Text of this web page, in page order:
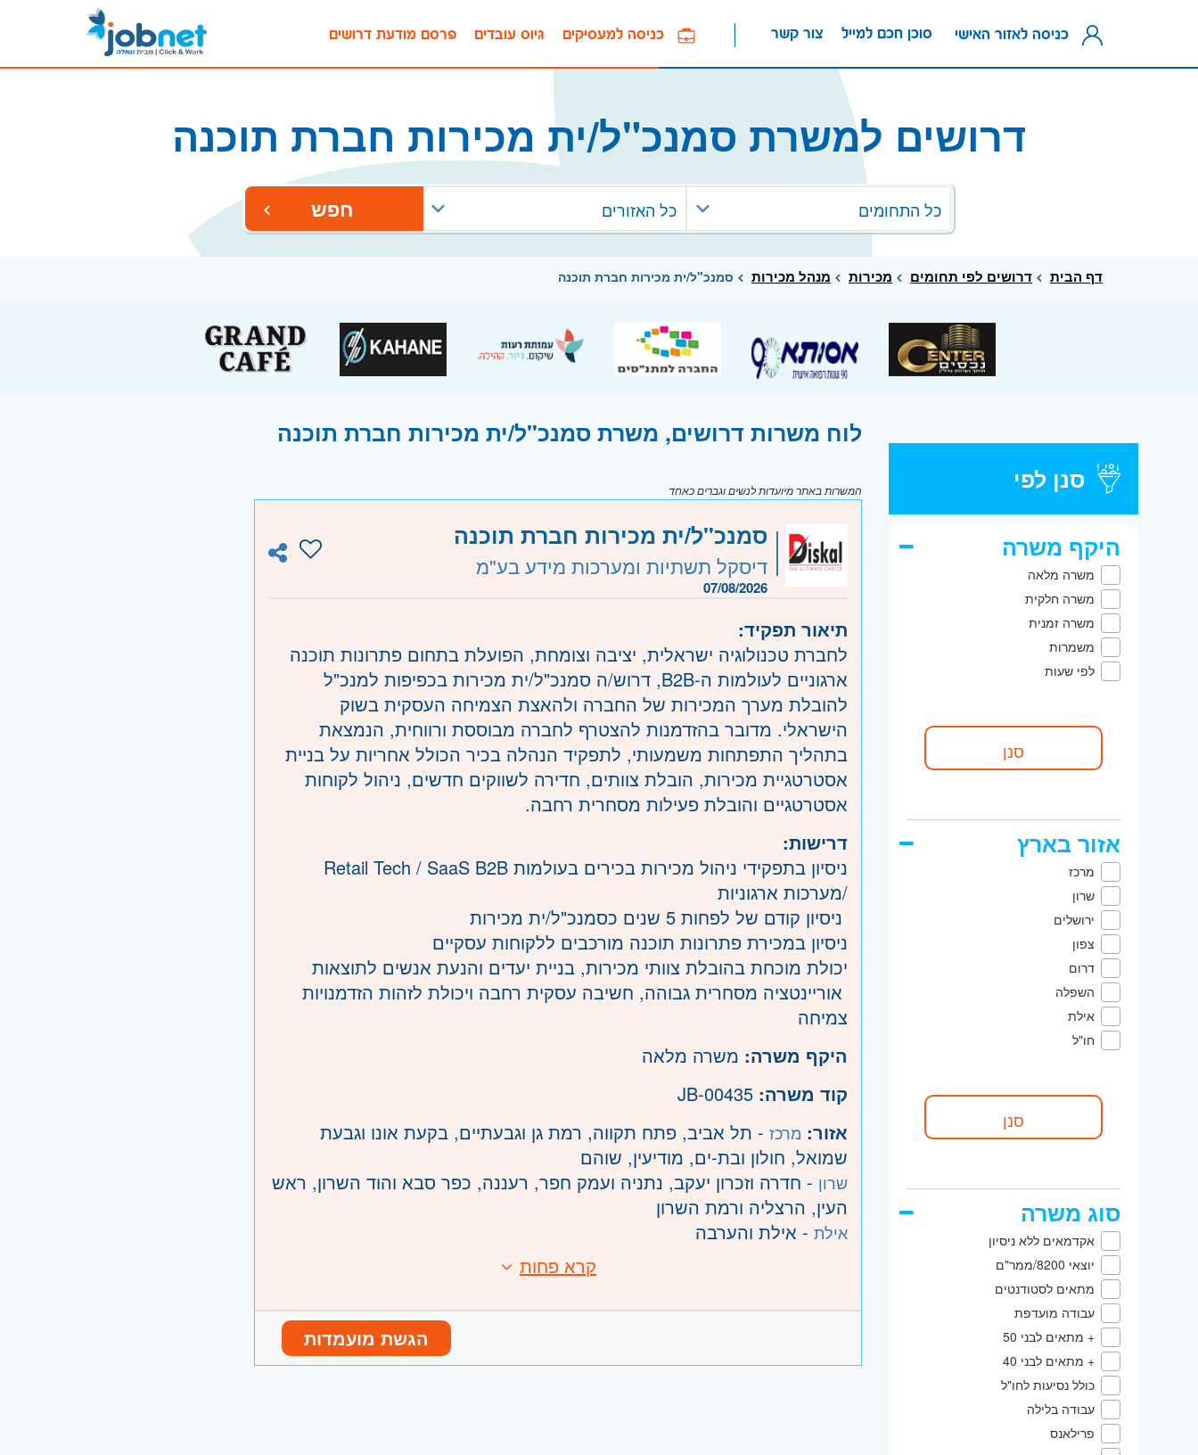
פרסם מודעת דרושים גיוס עובדים כניסה למעסיקים צור קשר סוכן חכם למייל כניסה לאזור האישי
דרושים למשרת סמנכ"ל/ית מכירות חברת תוכנה
כל התחומים כל האזורים חפש
דף הבית דרושים לפי תחומים מכירות מנהל מכירות סמנכ"ל/ית מכירות חברת תוכנה
סנן לפי
היקף משרה
משרה מלאה
משרה חלקית
משרה זמנית
משמרות
לפי שעות
אזור בארץ
מרכז
שרון
ירושלים
צפון
דרום
השפלה
אילת
חו"ל
סוג משרה
אקדמאים ללא ניסיון
יוצאי 8200/ממר"ם
מתאים לסטודנטים
עבודה מועדפת
+ מתאים לבני 50
+ מתאים לבני 40
כולל נסיעות לחו"ל
עבודה בלילה
פרילאנס
לוח משרות דרושים, משרת סמנכ"ל/ית מכירות חברת תוכנה
המשרות באתר מיועדות לנשים וגברים כאחד
סמנכ"ל/ית מכירות חברת תוכנה
דיסקל תשתיות ומערכות מידע בע"מ
07/08/2026
תיאור תפקיד:
לחברת טכנולוגיה ישראלית, יציבה וצומחת, הפועלת בתחום פתרונות תוכנה
ארגוניים לעולמות ה-B2B, דרוש/ה סמנכ"ל/ית מכירות בכפיפות למנכ"ל
להובלת מערך המכירות של החברה ולהאצת הצמיחה העסקית בשוק
הישראלי. מדובר בהזדמנות להצטרף לחברה מבוססת ורווחית, הנמצאת
בתהליך התפתחות משמעותי, לתפקיד הנהלה בכיר הכולל אחריות על בניית
אסטרטגיית מכירות, הובלת צוותים, חדירה לשווקים חדשים, ניהול לקוחות
אסטרטגיים והובלת פעילות מסחרית רחבה.
דרישות:
ניסיון בתפקידי ניהול מכירות בכירים בעולמות Retail Tech / SaaS B2B
/מערכות ארגוניות
ניסיון קודם של לפחות 5 שנים כסמנכ"ל/ית מכירות
ניסיון במכירת פתרונות תוכנה מורכבים ללקוחות עסקיים
יכולת מוכחת בהובלת צוותי מכירות, בניית יעדים והנעת אנשים לתוצאות
אוריינטציה מסחרית גבוהה, חשיבה עסקית רחבה ויכולת לזהות הזדמנויות
צמיחה
היקף משרה: משרה מלאה
קוד משרה:
אזור: מרכז - תל אביב, פתח תקווה, רמת גן וגבעתיים, בקעת אונו וגבעת
שמואל, חולון ובת-ים, מודיעין, שוהם
שרון - חדרה וזכרון יעקב, נתניה ועמק חפר, רעננה, כפר סבא והוד השרון, ראש
העין, הרצליה ורמת השרון
אילת - אילת והערבה
קרא פחות
הגשת מועמדות